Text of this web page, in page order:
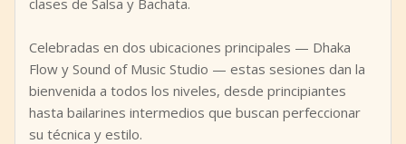
clases de Salsa y Bachata.
Celebradas en dos ubicaciones principales — Dhaka
Flow y Sound of Music Studio — estas sesiones dan la
bienvenida a todos los niveles, desde principiantes
hasta bailarines intermedios que buscan perfeccionar
su técnica y estilo.